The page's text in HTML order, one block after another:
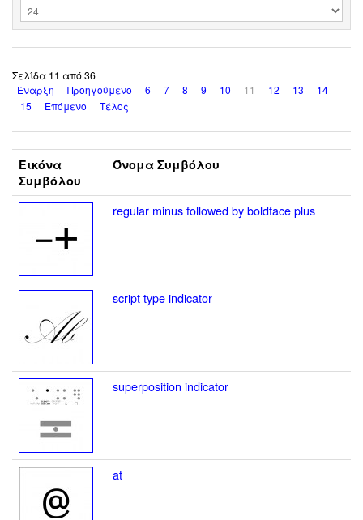
Σελίδα 11 από 36
Έναρξη
Προηγούμενο 6 7 8 9 10 11 12 13
14
15
Επόμενο Τέλος
Εικόνα
Συμβόλου
Όνομα Συμβόλου
regular minus followed by boldface plus
script type indicator
superposition indicator
at